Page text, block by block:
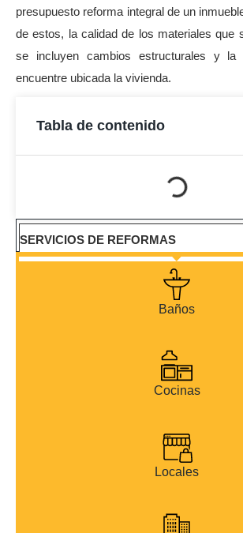
presupuesto reforma integral de un
de estos, la calidad de los materiales que
se incluyen cambios estructurales y la
encuentre ubicada la vivienda.
SERVICIOS DE REFORMAS
Baños
Cocinas
Locales
Tabla de contenido